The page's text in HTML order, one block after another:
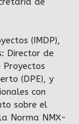
(IMDP),
Director de
Proyectos
(DPE), y
con
sobre el
Norma NMX-